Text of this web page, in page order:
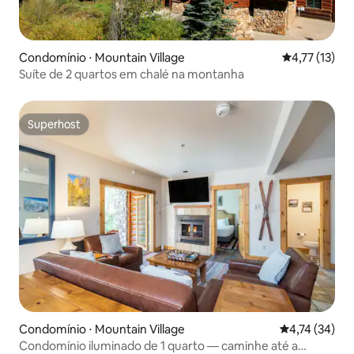
Condomínio ⋅ Mountain Village 4,77 de uma
4,77 (13)
Suíte de 2 quartos em chalé na montanha
Superhost
Superhost
Condomínio ⋅ Mountain Village 4,74 de uma
4,74 (34)
Condomínio iluminado de 1 quarto — caminhe até a